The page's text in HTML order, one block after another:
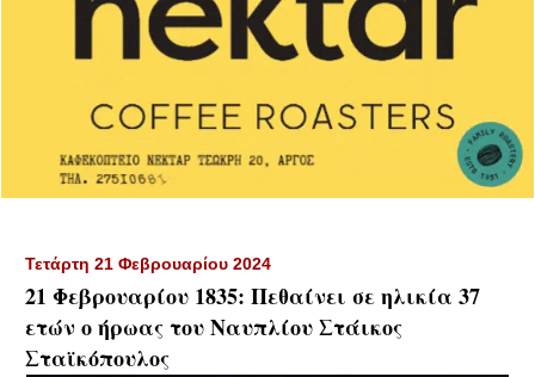
Τετάρτη 21 Φεβρουαρίου 2024
21 Φεβρουαρίου 1835: Πεθαίνει σε ηλικία 37
ετών ο ήρωας του Ναυπλίου Στάικος
Σταϊκόπουλος